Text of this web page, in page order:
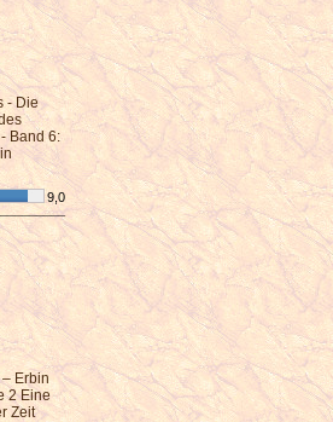
- Die
Band 6:
9,0
Erbin
2 Eine
Zeit